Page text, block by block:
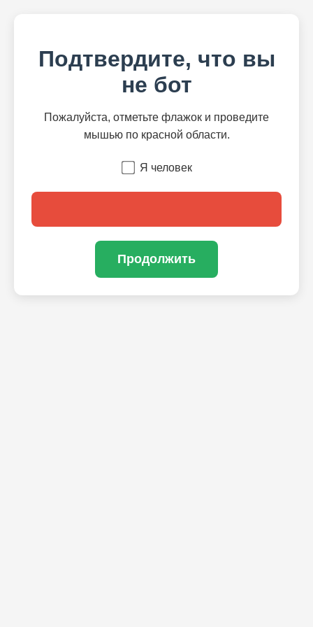
Подтвердите, что вы
не бот
Пожалуйста, отметьте флажок и проведите
мышью по красной области.
Я человек
Продолжить